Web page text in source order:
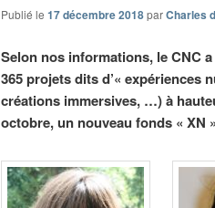
Publié le 17 décembre 2018parCharles
Selon nos informations, le CNC
365 projets dits d’« expériences
créations immersives, …) à
octobre, un nouveau fonds « XN